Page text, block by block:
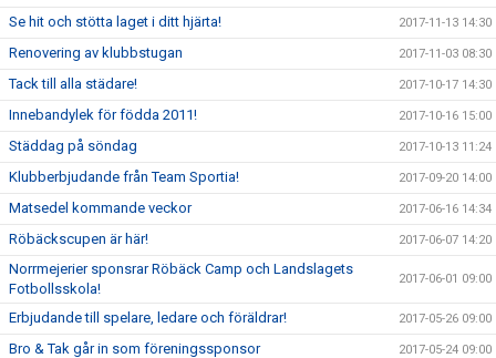
Se hit och stötta laget i ditt hjärta! 2017-11-13 14:30
Renovering av klubbstugan 2017-11-03 08:30
Tack till alla städare! 2017-10-17 14:30
Innebandylek för födda 2011! 2017-10-16 15:00
Städdag på söndag 2017-10-13 11:24
Klubberbjudande från Team Sportia! 2017-09-20 14:00
Matsedel kommande veckor 2017-06-16 14:34
Röbäckscupen är här! 2017-06-07 14:20
Norrmejerier sponsrar Röbäck Camp och Landslagets
Fotbollsskola!
2017-06-01 09:00
Erbjudande till spelare, ledare och föräldrar! 2017-05-26 09:00
Bro & Tak går in som föreningssponsor 2017-05-24 09:00